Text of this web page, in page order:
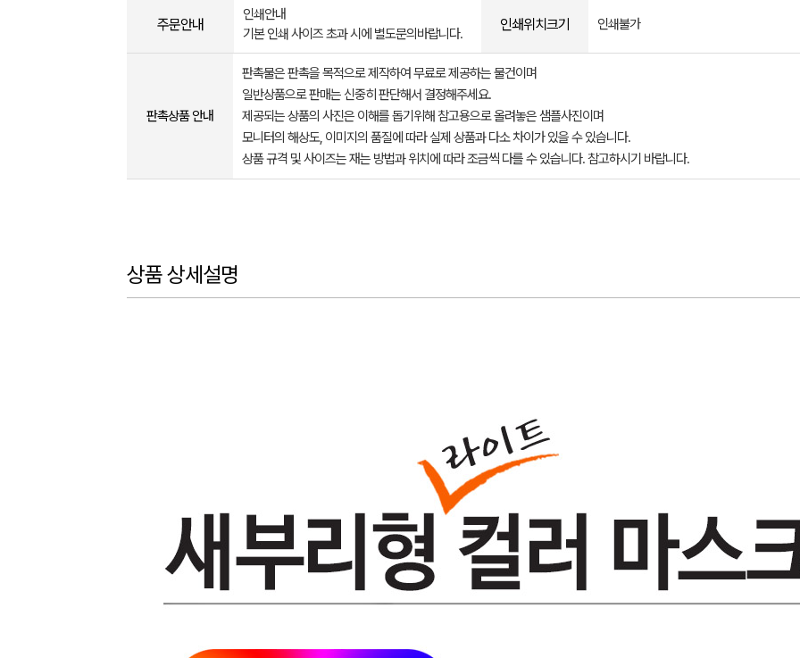
주문안내
인쇄안내
기본 인쇄 사이즈 초과 시에 별도문의바랍니다.
인쇄위치크기 인쇄불가
판촉상품 안내
판촉물은 판촉을 목적으로 제작하여 무료로 제공하는 물건이며
일반상품으로 판매는 신중히 판단해서 결정해주세요.
제공되는 상품의 사진은 이해를 돕기위해 참고용으로 올려놓은 샘플사진이며
모니터의 해상도, 이미지의 품질에 따라 실제 상품과 다소 차이가 있을 수 있습니다.
상품 규격 및 사이즈는 재는 방법과 위치에 따라 조금씩 다를 수 있습니다. 참고하시기 바랍니다.
상품 상세설명